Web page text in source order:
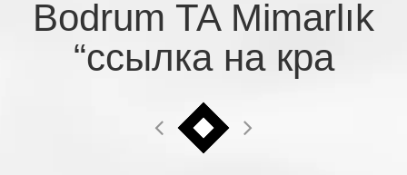
Konu
Bodrum TA Mimarlık
“ссылка на кра